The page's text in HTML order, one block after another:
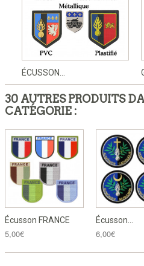
ÉCUSSON...
30 AUTRES PRODUITS
CATÉGORIE :
Écusson FRANCE
5,00€
Écusson...
6,00€